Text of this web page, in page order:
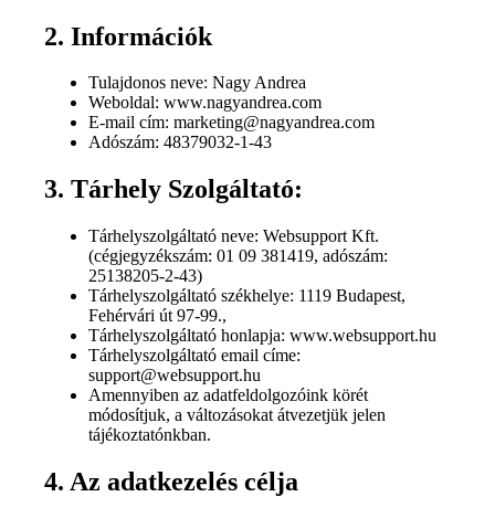
2. Információk
Tulajdonos neve: Nagy Andrea
Weboldal: www.nagyandrea.com
E-mail cím: marketing@nagyandrea.com
Adószám: 48379032-1-43
3. Tárhely Szolgáltató:
Tárhelyszolgáltató neve: Websupport Kft.
(cégjegyzékszám: 01 09 381419, adószám:
25138205-2-43)
Tárhelyszolgáltató székhelye: 1119 Budapest,
Fehérvári út 97-99.,
Tárhelyszolgáltató honlapja: www.websupport.hu
Tárhelyszolgáltató email címe:
support@websupport.hu
Amennyiben az adatfeldolgozóink körét
módosítjuk, a változásokat átvezetjük jelen
tájékoztatónkban.
4. Az adatkezelés célja